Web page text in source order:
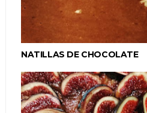
NATILLAS DE CHOCOLATE